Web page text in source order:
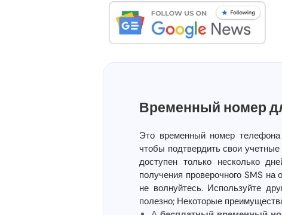
Временный номер
Это временный номер
чтобы подтвердить свои
доступен только несколько
получения проверочного SMS
не волнуйтесь. Используйте
полезно; Некоторые